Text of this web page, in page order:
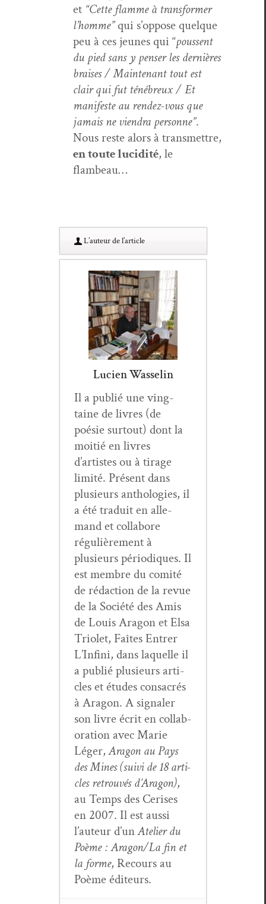
et “Cette flamme à trans­former
l’homme”qui s’op­pose quelque
peu à ces jeunes qui “poussent
du pied sans y penser les dernières
brais­es / Main­tenant tout est
clair qui fut ténébreux / Et
man­i­feste au ren­dez-vous que
jamais ne vien­dra per­son­ne”.
Nous reste alors à trans­met­tre,
en toute lucid­ité, le
flambeau…
L’au­teur de l’article
Lucien Wasselin
Il a pub­lié une ving­
taine de livres (de
poésie surtout) dont la
moitié en livres
d’artistes ou à tirage
lim­ité. Présent dans
plusieurs antholo­gies, il
a été traduit en alle­
mand et col­la­bore
régulière­ment à
plusieurs péri­odiques. Il
est mem­bre du comité
de rédac­tion de la revue
de la Société des Amis
de Louis Aragon et Elsa
Tri­o­let, Faîtes Entr­er
L’In­fi­ni, dans laque­lle il
a pub­lié plusieurs arti­
cles et études con­sacrés
à Aragon. A sig­naler
son livre écrit en col­lab­
o­ra­tion avec Marie
Léger,Aragon au Pays
des Mines (suivi de 18 arti­
cles retrou­vés d’Aragon),
au Temps des Ceris­es
en 2007. Il est aus­si
l’au­teur d’unAte­lier du
Poème : Aragon/La fin et
la forme, Recours au
Poème éditeurs.